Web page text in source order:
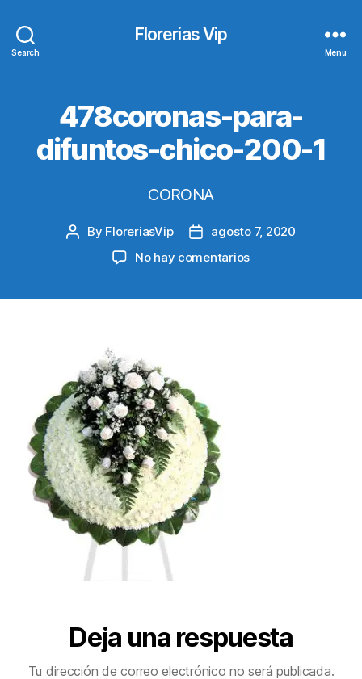
Search
Florerias Vip
Menu
478coronas-para-
difuntos-chico-200-1
CORONA
Post
By FloreriasVip
Post
date
agosto 7, 2020
No hay comentariosen
Deja una respuesta
Tu dirección de correo electrónico no será publicada.